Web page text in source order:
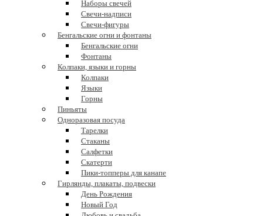
Наборы свечей
Свечи-надписи
Свечи-фигуры
Бенгальские огни и фонтаны
Бенгальские огни
Фонтаны
Колпаки, языки и горны
Колпаки
Языки
Горны
Пиньяты
Одноразовая посуда
Тарелки
Стаканы
Салфетки
Скатерти
Пики-топперы для канапе
Гирлянды, плакаты, подвески
День Рождения
Новый Год